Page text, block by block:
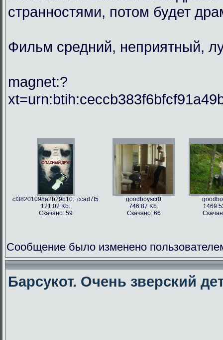
странностями, потом будет
Фильм средний, неприятный,
magnet:?
cf38201098a2b29b10...ccad7f5
121.02 Kb.
Скачано: 59
goodboyscr0
746.87 Kb.
Скачано: 66
Сообщение было изменено
Барсукот. Очень зверский